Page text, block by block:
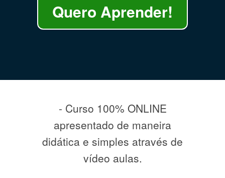
Quero Aprender!
- Curso 100% ONLINE
apresentado de maneira
didática e simples através de
vídeo aulas.